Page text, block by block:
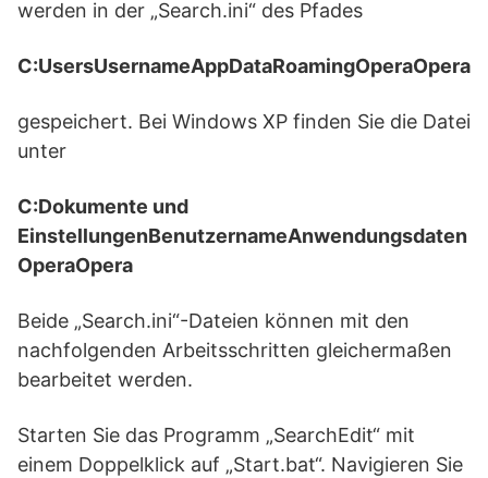
werden in der „Search.ini“ des Pfades
C:UsersUsernameAppDataRoamingOperaOpera
gespeichert. Bei Windows XP finden Sie die Datei
unter
C:Dokumente und
EinstellungenBenutzernameAnwendungsdaten
OperaOpera
Beide „Search.ini“-Dateien können mit den
nachfolgenden Arbeitsschritten gleichermaßen
bearbeitet werden.
Starten Sie das Programm „SearchEdit“ mit
einem Doppelklick auf „Start.bat“. Navigieren Sie